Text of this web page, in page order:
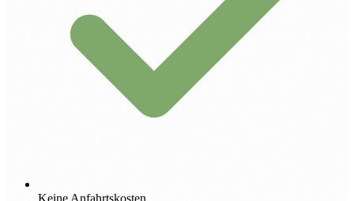
Keine Anfahrtskosten